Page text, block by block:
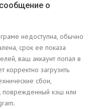
о
недоступна, обычно
срок ее показа
ваш аккаунт попал в
загрузить
сбои,
поврежденный кэш или